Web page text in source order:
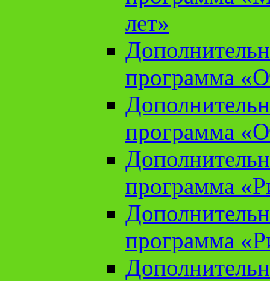
лет»
программа
программа
программа
программа